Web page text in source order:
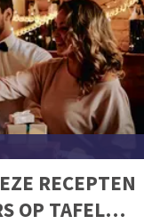
RECEPTEN
OP TAFEL